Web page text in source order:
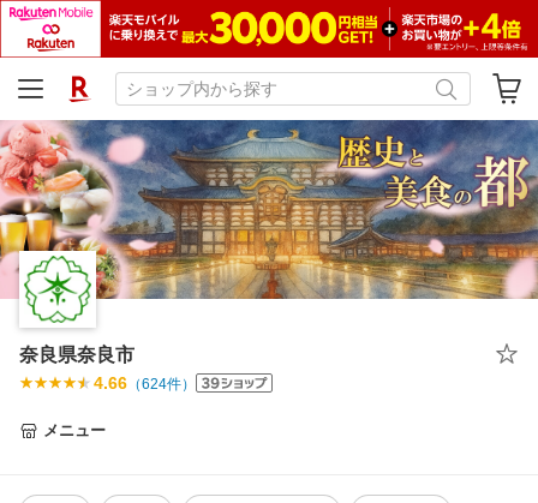
奈良県奈良市
4.66 （624件）
メニュー